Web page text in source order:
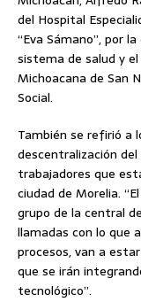
del Hospital
“Eva Sámano”, por
sistema de salud y
Michoacana de San
Social.
También se refirió a
descentralización del
trabajadores que
ciudad de Morelia.
grupo de la central
llamadas con lo que
procesos, van a
que se irán
tecnológico”.